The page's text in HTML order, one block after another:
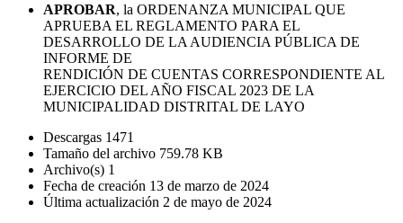
APROBAR, la ORDENANZA MUNICIPAL QUE
APRUEBA EL REGLAMENTO PARA EL
DESARROLLO DE LA AUDIENCIA PÚBLICA DE
INFORME DE
RENDICIÓN DE CUENTAS CORRESPONDIENTE AL
EJERCICIO DEL AÑO FISCAL 2023 DE LA
MUNICIPALIDAD DISTRITAL DE LAYO
Descargas 1471
Tamaño del archivo 759.78 KB
Archivo(s) 1
Fecha de creación 13 de marzo de 2024
Última actualización 2 de mayo de 2024